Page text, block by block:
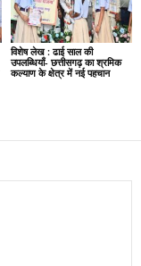
विशेष लेख : ढाई साल की
उपलब्धियाँ- छत्तीसगढ़ का श्रमिक
कल्याण के क्षेत्र में नई पहचान